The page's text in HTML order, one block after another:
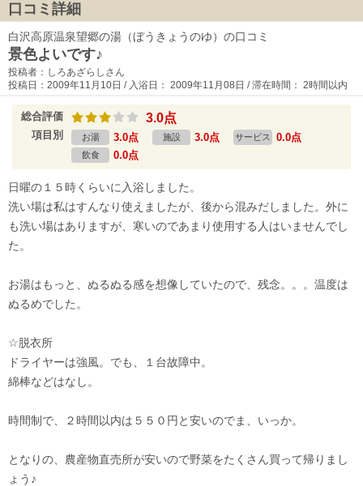
口コミ詳細
白沢高原温泉望郷の湯（ぼうきょうのゆ）の口コミ
景色よいです♪
投稿者：しろあざらしさん
投稿日：2009年11月10日 / 入浴日： 2009年11月08日 / 滞在時間： 2時間以内
総合評価 3.0点
項目別 お湯 3.0点 施設 3.0点 サービス 0.0点
飲食 0.0点
日曜の１５時くらいに入浴しました。
洗い場は私はすんなり使えましたが、後から混みだしました。外に
も洗い場はありますが、寒いのであまり使用する人はいませんでし
た。
お湯はもっと、ぬるぬる感を想像していたので、残念。。。温度は
ぬるめでした。
☆脱衣所
ドライヤーは強風。でも、１台故障中。
綿棒などはなし。
時間制で、２時間以内は５５０円と安いのでま、いっか。
となりの、農産物直売所が安いので野菜をたくさん買って帰りまし
ょう♪